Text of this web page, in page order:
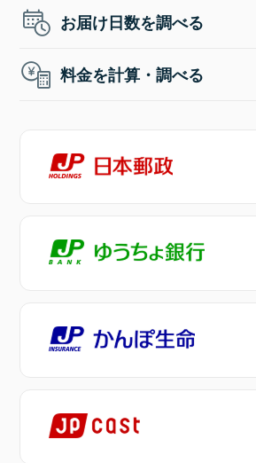
お届け日数を調べる
料金を計算・調べる